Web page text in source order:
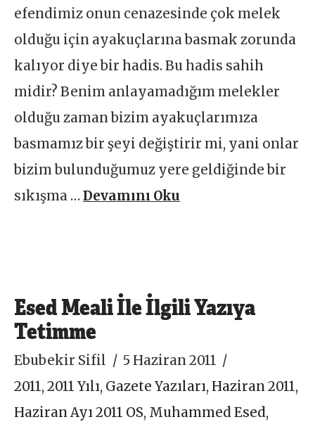
efendimiz onun cenazesinde çok melek
olduğu için ayakuçlarına basmak zorunda
kalıyor diye bir hadis. Bu hadis sahih
midir? Benim anlayamadığım melekler
olduğu zaman bizim ayakuçlarımıza
basmamız bir şeyi değiştirir mi, yani onlar
bizim bulunduğumuz yere geldiğinde bir
sıkışma …Devamını Oku
Esed Meali İle İlgili Yazıya
Tetimme
Ebubekir Sifil
5 Haziran 2011
2011,2011 Yılı, Gazete Yazıları, Haziran 2011,
Haziran Ayı 2011 OS, Muhammed Esed,